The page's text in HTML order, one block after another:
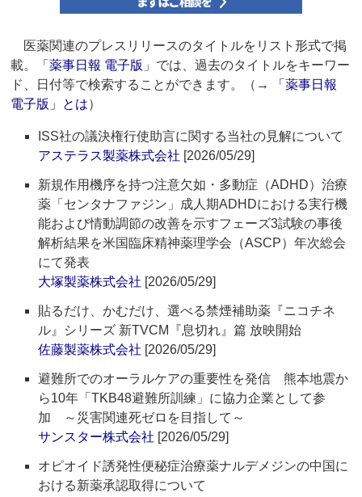
医薬関連のプレスリリースのタイトルをリスト形式で掲
載。「薬事日報 電子版 」では、過去のタイトルをキーワー
ド、日付等で検索することができます。（→
「薬事日報
電子版」とは）
ISS社の議決権行使助言に関する当社の見解について
アステラス製薬株式会社 [2026/05/29]
新規作用機序を持つ注意欠如・多動症（ADHD）治療
薬「センタナファジン」成人期ADHDにおける実行機
能および情動調節の改善を示すフェーズ3試験の事後
解析結果を米国臨床精神薬理学会（ASCP）年次総会
にて発表
大塚製薬株式会社 [2026/05/29]
貼るだけ、かむだけ、選べる禁煙補助薬『ニコチネ
ル』シリーズ 新TVCM『息切れ』篇 放映開始
佐藤製薬株式会社 [2026/05/29]
避難所でのオーラルケアの重要性を発信 熊本地震か
ら10年「TKB48避難所訓練」に協力企業として参
加 ～災害関連死ゼロを目指して～
サンスター株式会社 [2026/05/29]
オピオイド誘発性便秘症治療薬ナルデメジンの中国に
おける新薬承認取得について